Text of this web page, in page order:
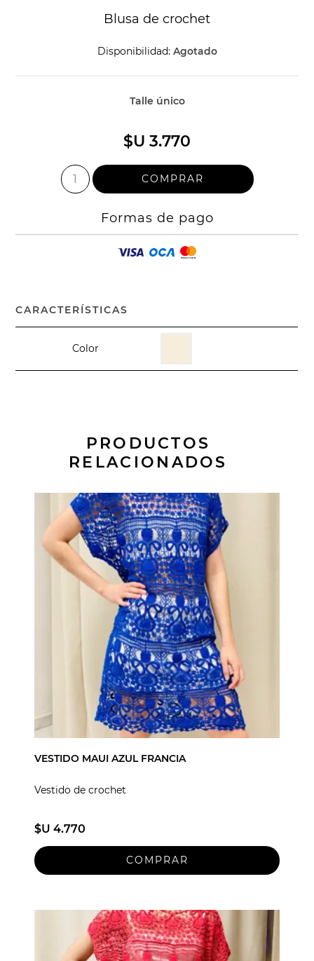
Blusa de crochet
Disponibilidad: Agotado
Talle único
$U 3.770
Formas de pago
CARACTERÍSTICAS
Color
PRODUCTOS
RELACIONADOS
VESTIDO MAUI AZUL FRANCIA
Vestido de crochet
$U 4.770